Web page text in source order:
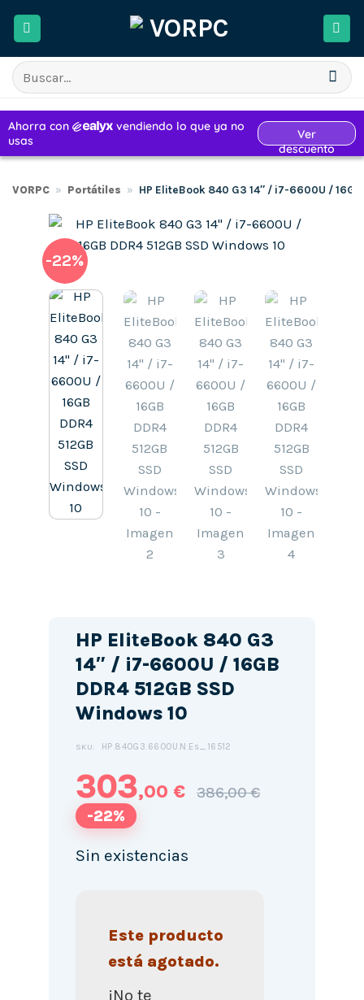
Buscar
por:
VORPC » Portátiles » HP EliteBook 840 G3 14″ / i7-6600U / 16GB
-22%
HP EliteBook 840 G3
14″ / i7-6600U / 16GB
DDR4 512GB SSD
Windows 10
SKU: HP.840G3.6600U.N.Es_16512
303,00 € 386,00 €
-22%
Sin existencias
Este producto
está agotado.
¡No te